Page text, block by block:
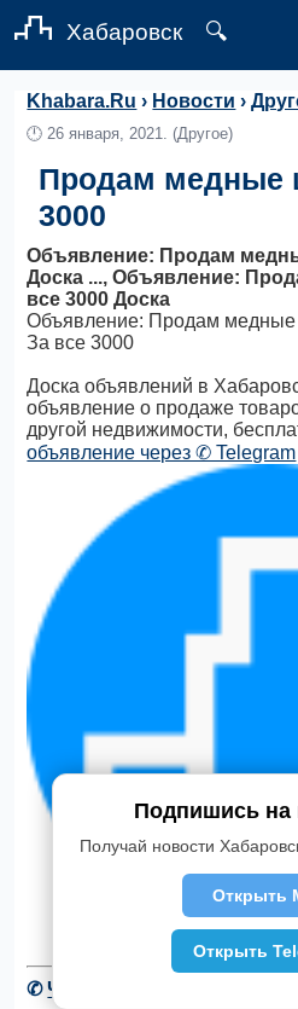
Хабаровск 🔍
Khabara.Ru › Новости ›
🕛26 января, 2021. (Другое)
Продам медные
3000
Объявление: Продам
Доска ..., Объявление:
все 3000 Доска
Объявление: Продам медные
За все 3000
Доска объявлений в
объявление о продаже
другой недвижимости,
объявление через ✆ Telegram
✆Читать новости
Подпишись на
Получай новости
Открыть
Открыть